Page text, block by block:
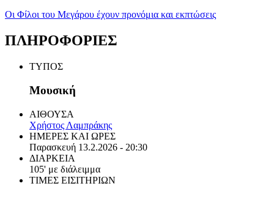
Οι Φίλοι του Μεγάρου έχουν προνόμια και εκπτώσεις
ΠΛΗΡΟΦΟΡΙΕΣ
ΤΥΠΟΣ
Μουσική
ΑΙΘΟΥΣΑ
Χρήστος Λαμπράκης
ΗΜΕΡΕΣ ΚΑΙ ΩΡΕΣ
Παρασκευή 13.2.2026 - 20:30
ΔΙΑΡΚΕΙΑ
105' με διάλειμμα
ΤΙΜΕΣ ΕΙΣΙΤΗΡΙΩΝ